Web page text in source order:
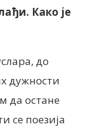
Како је
до
дужности
да остане
се поезија